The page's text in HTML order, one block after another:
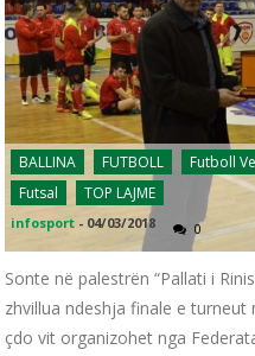
BALLINA FUTBOLL Futboll
Futsal
TOP LAJME
infosport - 04/03/2018 0
Sonte në palestrën “Pallati i
zhvillua ndeshja finale e turneut
çdo vit organizohet nga